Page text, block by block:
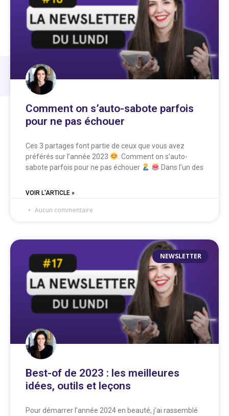
Comment on s’auto-sabote parfois
pour ne pas échouer
Ces 3 partages font partie de ceux que vous avez
préférés sur l’année 2023
. Comment on s’auto-
sabote parfois pour ne pas échouer
Dans l’un des
VOIR L'ARTICLE »
Aucun commentaire
NEWSLETTER
Best-of de 2023 : les meilleures
idées, outils et leçons
Pour démarrer l’année 2024 en beauté, j’ai rassemblé